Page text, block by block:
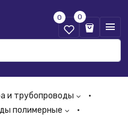
0 0
и трубопроводы
полимерные